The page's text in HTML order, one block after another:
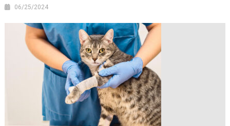
06/25/2024